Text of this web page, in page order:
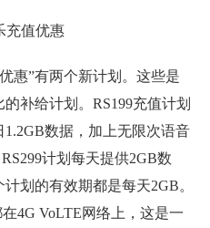
充值优惠
惠”有两个新计划。这些是
补给计划。RS199充值计划
数据，加上无限次语音
计划每天提供2GB数
划的有效期都是每天2GB。
4G VoLTE网络上，这是一